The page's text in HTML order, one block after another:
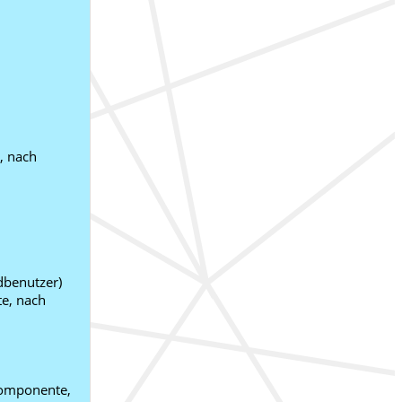
nach
nach